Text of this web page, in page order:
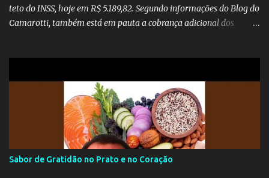
teto do INSS, hoje em R$ 5.189,82. Segundo informações do Blog do
Camarotti, também está em pauta a cobrança adicional dos
a publicação, a reforma da Previdência Social também está sendo
analisada pelos governadores, que querem subir a taxa de
recolhimento. Nesse caso, seriam atingidos os inativos da União e
dos estados. Atualmente, o teto do INSS é de R$ 5.189,82
Sabor de Gratidão no Prato e no Coração